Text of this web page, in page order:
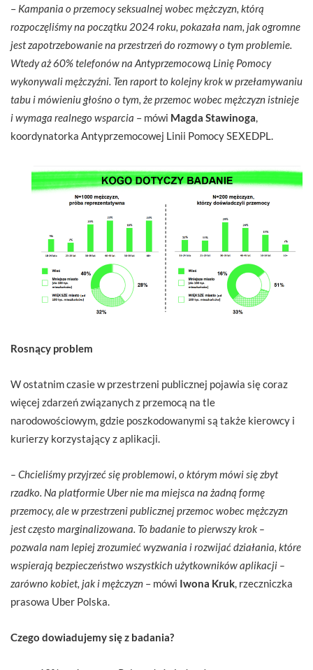
– Kampania o przemocy seksualnej wobec mężczyzn, którą
rozpoczęliśmy na początku 2024 roku, pokazała nam, jak ogromne
jest zapotrzebowanie na przestrzeń do rozmowy o tym problemie.
Wtedy aż 60% telefonów na Antyprzemocową Linię Pomocy
wykonywali mężczyźni. Ten raport to kolejny krok w przełamywaniu
tabu i mówieniu głośno o tym, że przemoc wobec mężczyzn istnieje
i wymaga realnego wsparcia – mówi Magda Stawinoga
koordynatorka Antyprzemocowej Linii Pomocy SEXEDPL.
Rosnący problem
W ostatnim czasie w przestrzeni publicznej pojawia się coraz
więcej zdarzeń związanych z przemocą na tle
narodowościowym, gdzie poszkodowanymi są także kierowcy i
kurierzy korzystający z aplikacji.
– Chcieliśmy przyjrzeć się problemowi, o którym mówi się zbyt
rzadko. Na platformie Uber nie ma miejsca na żadną formę
przemocy, ale w przestrzeni publicznej przemoc wobec mężczyzn
jest często marginalizowana. To badanie to pierwszy krok –
pozwala nam lepiej zrozumieć wyzwania i rozwijać działania, które
wspierają bezpieczeństwo wszystkich użytkowników aplikacji –
zarówno kobiet, jak i mężczyzn – mówi Iwona Kruk , rzeczniczka
prasowa Uber Polska.
Czego dowiadujemy się z badania?